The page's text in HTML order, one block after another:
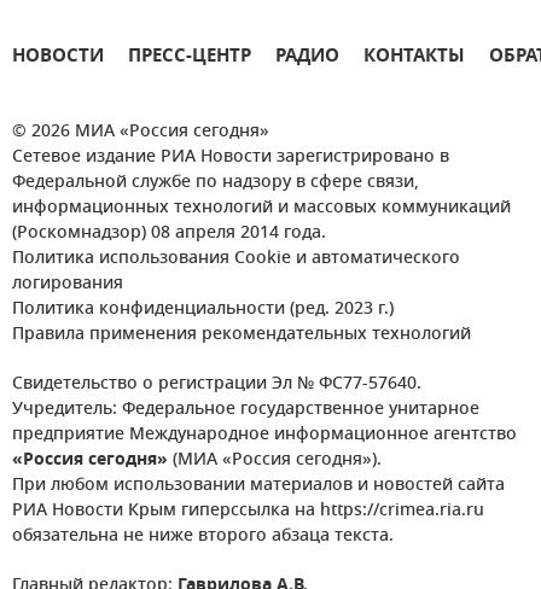
НОВОСТИ ПРЕСС-ЦЕНТР РАДИО КОНТАКТЫ
© 2026 МИА «Россия сегодня»
Сетевое издание РИА Новости зарегистрировано в
Федеральной службе по надзору в сфере связи,
информационных технологий и массовых коммуникаций
(Роскомнадзор) 08 апреля 2014 года.
Политика использования Cookie и автоматического
логирования
Политика конфиденциальности (ред. 2023 г.)
Правила применения рекомендательных технологий
Свидетельство о регистрации Эл № ФС77-57640.
Учредитель: Федеральное государственное унитарное
предприятие Международное информационное агентство
«Россия сегодня» (МИА «Россия сегодня»).
При любом использовании материалов и новостей сайта
РИА Новости Крым гиперссылка на https://crimea.ria.ru
обязательна не ниже второго абзаца текста.